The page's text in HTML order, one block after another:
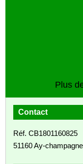
Plus
Contact
Réf. CB1801160825
51160 Ay-champagne